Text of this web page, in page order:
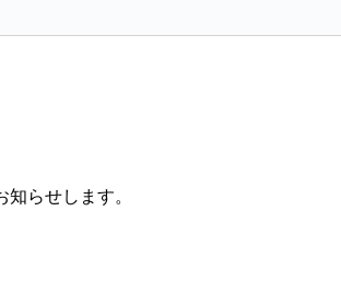
らせします。